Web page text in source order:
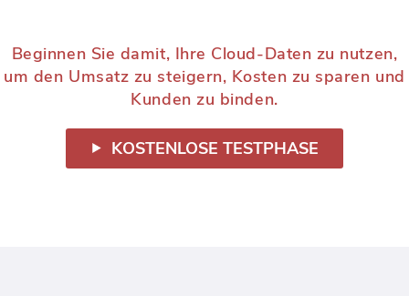
Beginnen Sie damit, Ihre Cloud-Daten zu nutzen,
um den Umsatz zu steigern, Kosten zu sparen und
Kunden zu binden.
KOSTENLOSE TESTPHASE